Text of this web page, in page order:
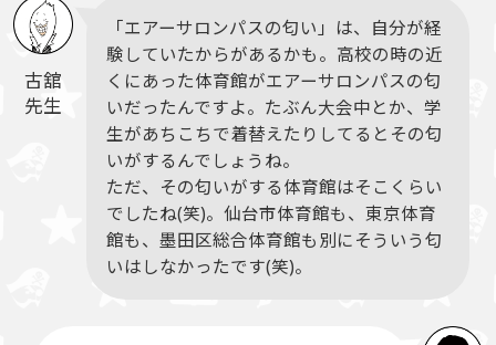
古舘
先生
「エアーサロンパスの匂い」は、自分が経
験していたからがあるかも。高校の時の近
くにあった体育館がエアーサロンパスの匂
いだったんですよ。たぶん大会中とか、学
生があちこちで着替えたりしてるとその匂
いがするんでしょうね。
ただ、その匂いがする体育館はそこくらい
でしたね(笑)。仙台市体育館も、東京体育
館も、墨田区総合体育館も別にそういう匂
いはしなかったです(笑)。